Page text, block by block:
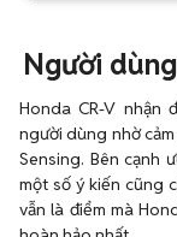
Người
Honda CR-V nhận
người dùng nhờ
Sensing. Bên cạnh
một số ý kiến cũng
vẫn là điểm mà